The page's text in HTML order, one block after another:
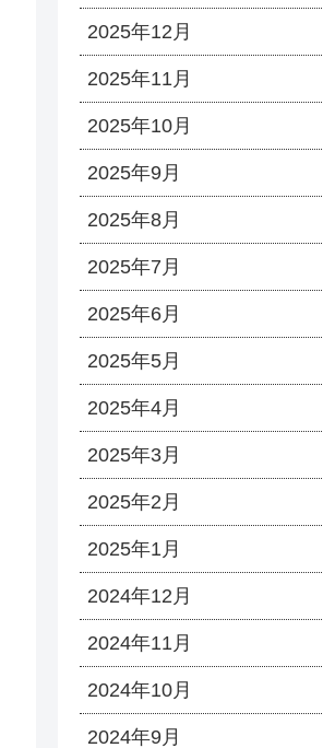
2025年12月
2025年11月
2025年10月
2025年9月
2025年8月
2025年7月
2025年6月
2025年5月
2025年4月
2025年3月
2025年2月
2025年1月
2024年12月
2024年11月
2024年10月
2024年9月